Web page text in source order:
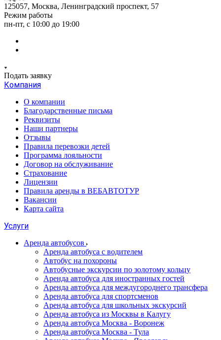
125057, Москва, Ленинградский проспект, 57
Режим работы
пн-пт, с 10:00 до 19:00
Подать заявку
Компания
О компании
Благодарственные письма
Реквизиты
Наши партнеры
Отзывы
Правила перевозки детей
Программа лояльности
Договор на обслуживание
Страхование
Лицензии
Правила аренды в ВЕБАВТОТУР
Вакансии
Карта сайта
Услуги
Аренда автобусов
Аренда автобуса с водителем
Автобус на похороны
Автобусные экскурсии по золотому кольцу
Аренда автобуса для иностранных гостей
Аренда автобуса для междугороднего трансфера
Аренда автобуса для спортсменов
Аренда автобуса для школьных экскурсий
Аренда автобуса из Москвы в Калугу
Аренда автобуса Москва - Воронеж
Аренда автобуса Москва - Тула